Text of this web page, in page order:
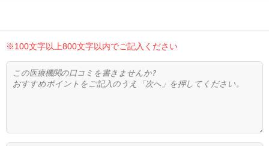
※100文字以上800文字以内でご記入ください